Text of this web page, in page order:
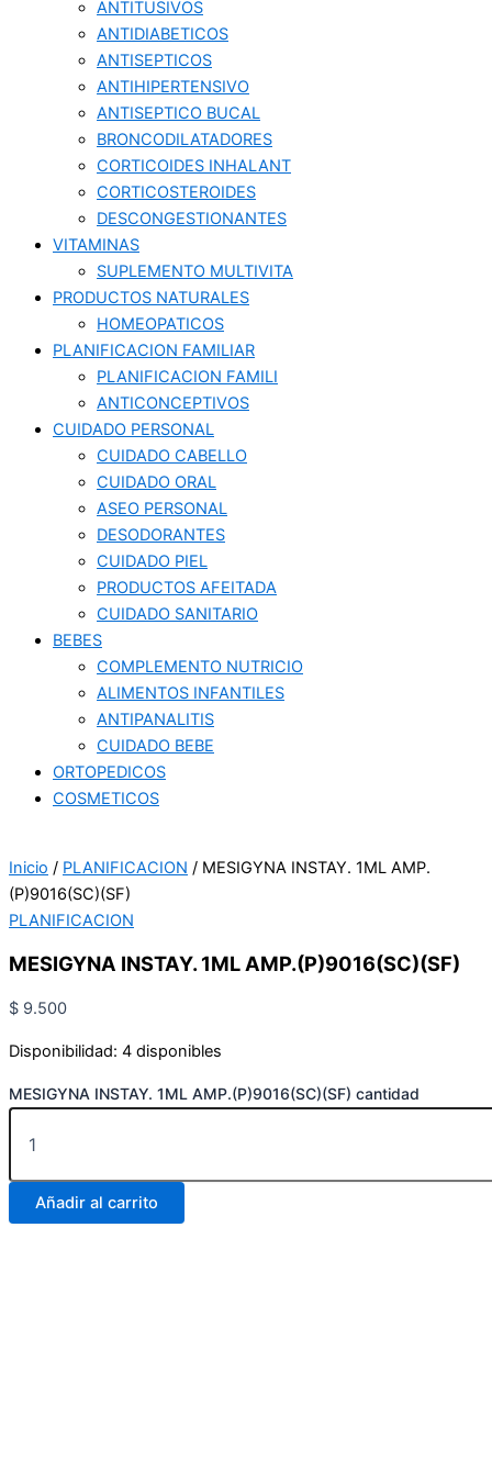
ANTITUSIVOS
ANTIDIABETICOS
ANTISEPTICOS
ANTIHIPERTENSIVO
ANTISEPTICO BUCAL
BRONCODILATADORES
CORTICOIDES INHALANT
CORTICOSTEROIDES
DESCONGESTIONANTES
VITAMINAS
SUPLEMENTO MULTIVITA
PRODUCTOS NATURALES
HOMEOPATICOS
PLANIFICACION FAMILIAR
PLANIFICACION FAMILI
ANTICONCEPTIVOS
CUIDADO PERSONAL
CUIDADO CABELLO
CUIDADO ORAL
ASEO PERSONAL
DESODORANTES
CUIDADO PIEL
PRODUCTOS AFEITADA
CUIDADO SANITARIO
BEBES
COMPLEMENTO NUTRICIO
ALIMENTOS INFANTILES
ANTIPANALITIS
CUIDADO BEBE
ORTOPEDICOS
COSMETICOS
Inicio / PLANIFICACION / MESIGYNA INSTAY. 1ML AMP.
(P)9016(SC)(SF)
PLANIFICACION
MESIGYNA INSTAY. 1ML AMP.(P)9016(SC)(SF)
$ 9.500
Disponibilidad: 4 disponibles
MESIGYNA INSTAY. 1ML AMP.(P)9016(SC)(SF) cantidad
Añadir al carrito